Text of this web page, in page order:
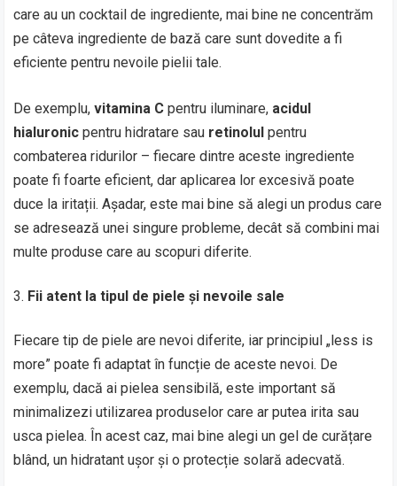
care au un cocktail de ingrediente, mai bine ne concentrăm
pe câteva ingrediente de bază care sunt dovedite a fi
eficiente pentru nevoile pielii tale.
De exemplu,vitamina C pentru iluminare, acidul
hialuronic pentru hidratare sau retinolul pentru
combaterea ridurilor – fiecare dintre aceste ingrediente
poate fi foarte eficient, dar aplicarea lor excesivă poate
duce la iritații. Așadar, este mai bine să alegi un produs care
se adresează unei singure probleme, decât să combini mai
multe produse care au scopuri diferite.
Fii atent la tipul de piele și nevoile sale
Fiecare tip de piele are nevoi diferite, iar principiul „less is
more” poate fi adaptat în funcție de aceste nevoi. De
exemplu, dacă ai pielea sensibilă, este important să
minimalizezi utilizarea produselor care ar putea irita sau
usca pielea. În acest caz, mai bine alegi un gel de curățare
blând, un hidratant ușor și o protecție solară adecvată.